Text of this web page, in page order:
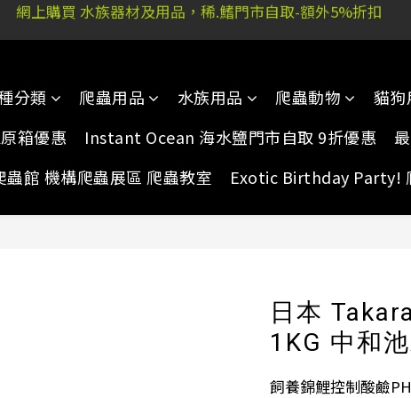
新街51P號富祐閣16號地下｜ 稀.鰭旺角店: 西洋菜南街101號
分類 爬蟲用品 水族用品 爬蟲動物
貓狗
箱優惠
Instant Ocean 海水鹽門市自取 9折優惠
蟲館 機構爬蟲展區 爬蟲教室
Exotic Birthday Party!
日本
1KG 中和
飼養錦鯉控制酸鹼